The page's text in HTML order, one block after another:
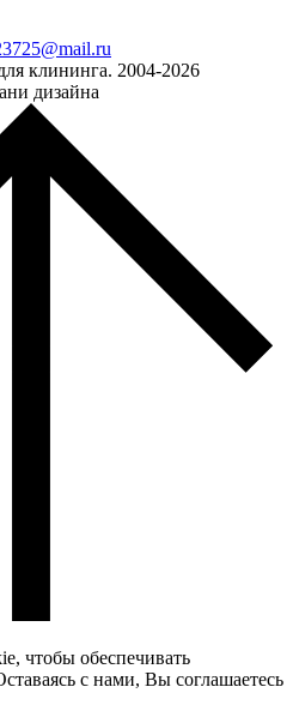
клининга. 2004-2026
дизайна
чтобы обеспечивать
с нами, Вы соглашаетесь